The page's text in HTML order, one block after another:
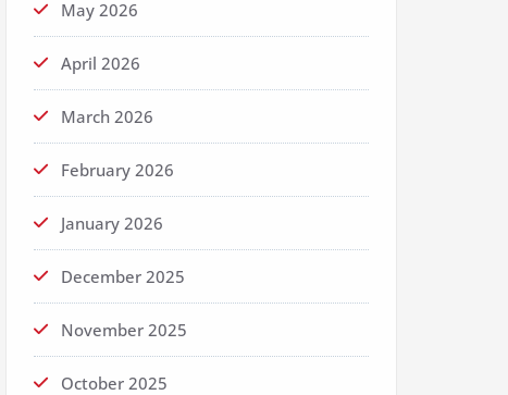
May 2026
April 2026
March 2026
February 2026
January 2026
December 2025
November 2025
October 2025